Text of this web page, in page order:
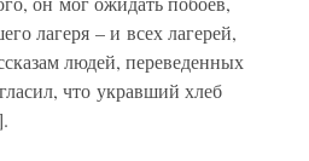
лагеря – и всех лагерей,
людей, переведенных
что укравший хлеб